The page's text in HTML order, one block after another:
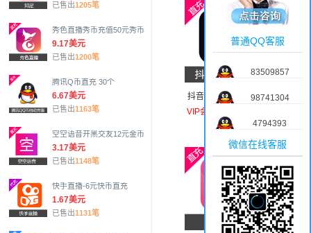
已售出1205笔
秀色直播秀币充值50元秀币
9.17美元
已售出1200笔
腾讯Q币直充 30个
6.67美元
已售出1163笔
空空语音开黑交友12元金币
3.17美元
已售出1148笔
快手直播-6元快币直充
1.67美元
已售出1131笔
抖音直播 钻石充值980
钻石（特价每日限购一
单）
VIP会员价：16.00美元
普通QQ客服
83509857
98741304
4794393
微信在线客服